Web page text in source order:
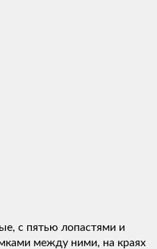
с пятью лопастями и
между ними, на краях